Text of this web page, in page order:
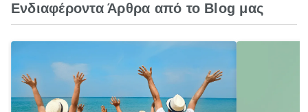
Ενδιαφέροντα Άρθρα από το Blog μας